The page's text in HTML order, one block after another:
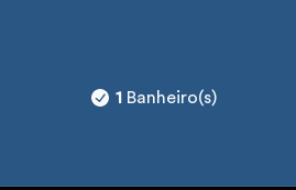
1 Banheiro(s)